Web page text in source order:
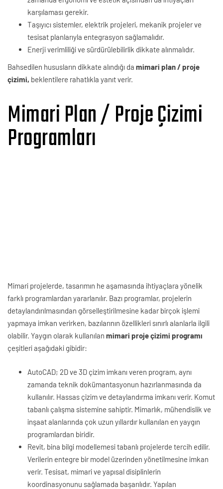
karşılaması gerekir.
Taşıyıcı sistemler, elektrik projeleri, mekanik projeler ve
tesisat planlarıyla entegrasyon sağlamalıdır.
Enerji verimliliği ve sürdürülebilirlik dikkate alınmalıdır.
Bahsedilen hususların dikkate alındığı da mimari plan / proje
çizimi, beklentilere rahatlıkla yanıt verir.
Mimari Plan / Proje Çizimi
Programları
Mimari projelerde, tasarımın he aşamasında ihtiyaçlara yönelik
farklı programlardan yararlanılır. Bazı programlar, projelerin
detaylandırılmasından görselleştirilmesine kadar birçok işlemi
yapmaya imkan verirken, bazılarının özellikleri sınırlı alanlarla ilgili
olabilir. Yaygın olarak kullanılan mimari proje çizimi programı
çeşitleri aşağıdaki gibidir:
AutoCAD; 2D ve 3D çizim imkanı veren program, aynı
zamanda teknik dokümantasyonun hazırlanmasında da
kullanılır. Hassas çizim ve detaylandırma imkanı verir. Komut
tabanlı çalışma sistemine sahiptir. Mimarlık, mühendislik ve
inşaat alanlarında çok uzun yıllardır kullanılan en yaygın
programlardan biridir.
Revit, bina bilgi modellemesi tabanlı projelerde tercih edilir.
Verilerin entegre bir model üzerinden yönetilmesine imkan
verir. Tesisat, mimari ve yapısal disiplinlerin
koordinasyonunu sağlamada başarılıdır. Yapılan